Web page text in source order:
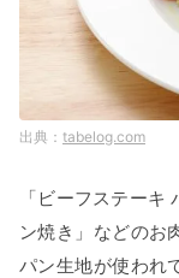
tabelog.com
「ビーフステー
ン焼き」などのお
パン生地が使われ